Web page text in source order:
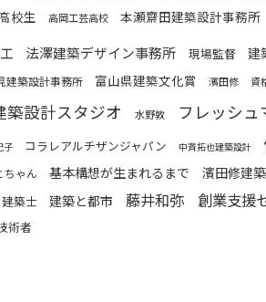
校生 高岡工芸高校 本瀬齋田建築設計事務所
法澤建築デザイン事務所 現場監督 建
建築設計事務所 富山県建築文化賞 濱田修 資
築設計スタジオ 水野敦 フレッシュ
子 コラレアルチザンジャパン 中斉拓也建築設計
ちゃん 基本構想が生まれるまで 濱田修建
建築士 建築と都市 藤井和弥 創業支援
術者